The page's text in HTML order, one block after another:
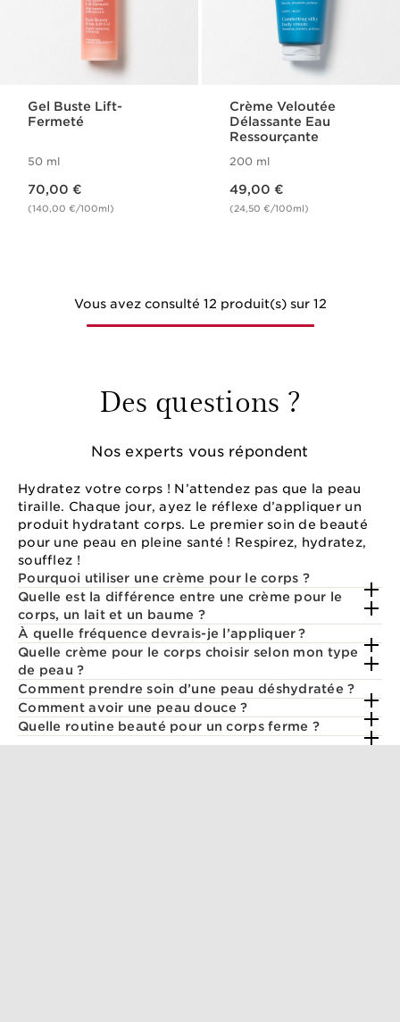
Gel Buste Lift-
Fermeté
50 ml
70,00 €
(140,00 €/100ml)
Crème Veloutée
Délassante Eau
Ressourçante
200 ml
49,00 €
(24,50 €/100ml)
Vous avez consulté 12 produit(s) sur 12
Des questions ?
Nos experts vous répondent
Hydratez votre corps ! N’attendez pas que la peau
tiraille. Chaque jour, ayez le réflexe d’appliquer un
produit hydratant corps. Le premier soin de beauté
pour une peau en pleine santé ! Respirez, hydratez,
soufflez !
Pourquoi utiliser une crème pour le corps ?
Quelle est la différence entre une crème pour le
corps, un lait et un baume ?
À quelle fréquence devrais-je l’appliquer ?
Quelle crème pour le corps choisir selon mon type
de peau ?
Comment prendre soin d’une peau déshydratée ?
Comment avoir une peau douce ?
Quelle routine beauté pour un corps ferme ?